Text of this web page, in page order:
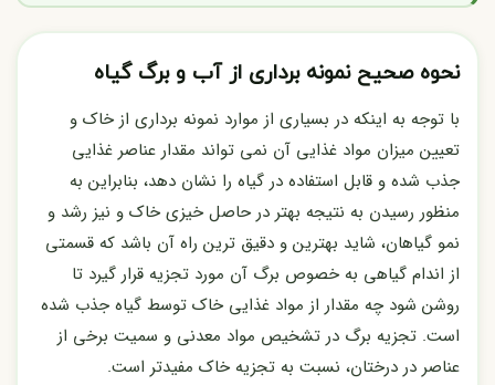
نحوه صحیح نمونه برداری از آب و برگ گیاه
با توجه به اینکه در بسیاری از موارد نمونه برداری از خاک و
تعیین میزان مواد غذایی آن نمی تواند مقدار عناصر غذایی
جذب شده و قابل استفاده در گیاه را نشان دهد، بنابراین به
منظور رسیدن به نتیجه بهتر در حاصل خیزی خاک و نیز رشد و
نمو گیاهان، شاید بهترین و دقیق ترین راه آن باشد که قسمتی
از اندام گیاهی به خصوص برگ آن مورد تجزیه قرار گیرد تا
روشن شود چه مقدار از مواد غذایی خاک توسط گیاه جذب شده
است. تجزیه برگ در تشخیص مواد معدنی و سمیت برخی از
عناصر در درختان، نسبت به تجزیه خاک مفیدتر است.